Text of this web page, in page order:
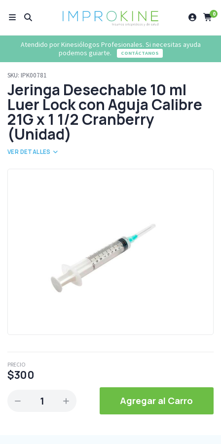
0
Atendido por Kinesiólogos Profesionales. Si necesitas ayuda
podemos guiarte.
CONTÁCTANOS
SKU: IPK00781
Jeringa Desechable 10 ml
Luer Lock con Aguja Calibre
21G x 1 1/2 Cranberry
(Unidad)
VER DETALLES
PRECIO
$300
1 Agregar al Carro